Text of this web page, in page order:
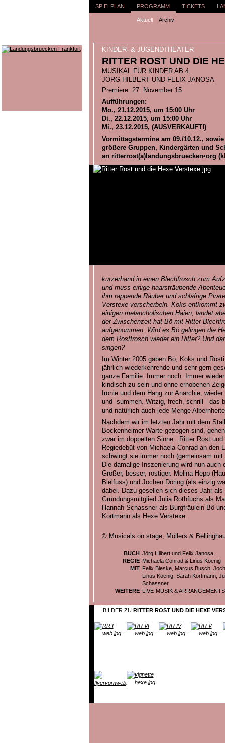
SPIELPLAN PROGRAMM
Aktuell Archiv
TICKETS
KINDER- & JUGENDTHEATER
RITTER ROST UND DIE
MUSIKAL FÜR KINDER AB 4.
JÖRG HILBERT UND FELIX JANOSA
Premiere: 27. November 15
Aufführungen:
Mo., 21.12.2015, um 15:00 Uhr
Di., 22.12.2015, um 15:00 Uhr
Mi., 23.12.2015, (AUSVERKAUFT!)
Vormittagstermine am 09./10.12.,
größere Gruppen, Kindergärten und
an ritterrost(a)landungsbruecken•org
kurzerhand in einen Blechfrosch zum
und muss einige haarsträubende
ihm rappende Räuber und schläfrige
Verstexe verscherbeln. Koks entkommt
einigen melancholischen Haien, landet
der Zwischenzeit hat Bö mit Ritter
aufgenommen. Wird es Bö gelingen die
dem Rostfrosch wieder ein Ritter? Und
singen?
Im Winter 2005 gaben Bö, Koks und
jährlich wiederkehrende und sehr gern
ganze Familie. Immer noch. Immer
kindisch zu sein und ohne erhobenen
Ironie und dem Hang zur Anarchie,
und -summen. Witzig, frech, schrill - das
und natürlich auch jede Menge
Nachdem wir im letzten Jahr mit dem
Bockenheimer Warte gezogen sind,
zwar im doppelten Sinne. „Ritter Rost
Regiedebüt von Michaela Conrad an den
schwingt sie immer noch (gemeinsam
Die damalige Inszenierung wird nun auch
Größer, besser, rostiger. Melina Hepp
Bleifuss) und Jochen Döring (als einzig
dabei. Dazu gesellen sich dieses Jahr als
Gründungsmitglied Julia Rothfuchs als
Hannah Schassner als Burgfräulein Bö
Kortmann als Hexe Verstexe.
© Musicals on stage, Möllers &
BUCH Jörg Hilbert und Felix Janosa
REGIE Michaela Conrad & Linus Koenig
MIT Felix Bieske, Marcus Busch,
Linus Koenig, Sarah Kortmann,
Schassner
WEITERE LIVE-MUSIK &
BILDER ZU RITTER ROST UND DIE HEXE